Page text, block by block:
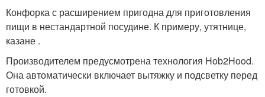
Конфорка с расширением пригодна для приготовления
пищи в нестандартной посудине. К примеру, утятнице,
казане .
Производителем предусмотрена технология Hob2Hood.
Она автоматически включает вытяжку и подсветку перед
готовкой.